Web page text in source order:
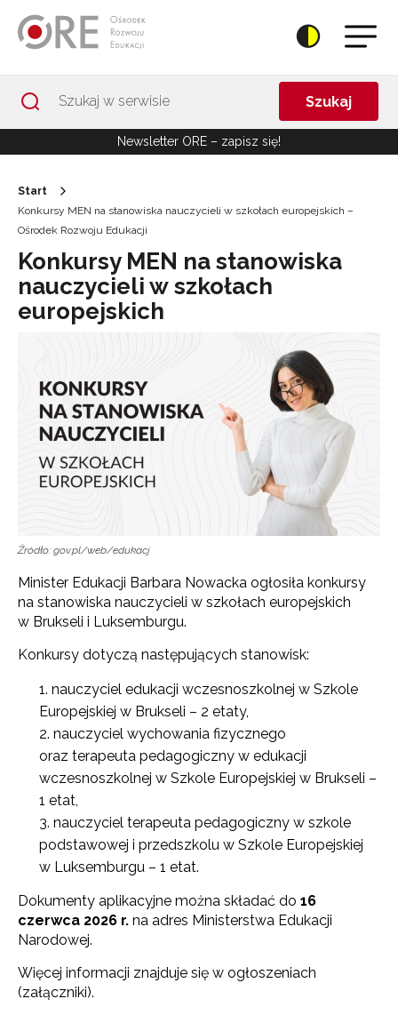
Szukaj
Newsletter ORE – zapisz się!
Start
Konkursy MEN na stanowiska nauczycieli w szkołach europejskich –
Ośrodek Rozwoju Edukacji
Konkursy MEN na stanowiska
nauczycieli w szkołach
europejskich
Źródło: gov.pl/web/edukacj
Minister Edukacji Barbara Nowacka ogłosiła konkursy
na stanowiska nauczycieli w szkołach europejskich
w Brukseli i Luksemburgu.
Konkursy dotyczą następujących stanowisk:
nauczyciel edukacji wczesnoszkolnej w Szkole
Europejskiej w Brukseli – 2 etaty,
nauczyciel wychowania fizycznego
oraz terapeuta pedagogiczny w edukacji
wczesnoszkolnej w Szkole Europejskiej w Brukseli –
1 etat,
nauczyciel terapeuta pedagogiczny w szkole
podstawowej i przedszkolu w Szkole Europejskiej
w Luksemburgu – 1 etat.
Dokumenty aplikacyjne można składać do 16
czerwca 2026 r. na adres Ministerstwa Edukacji
Narodowej.
Więcej informacji znajduje się w ogłoszeniach
(załączniki).